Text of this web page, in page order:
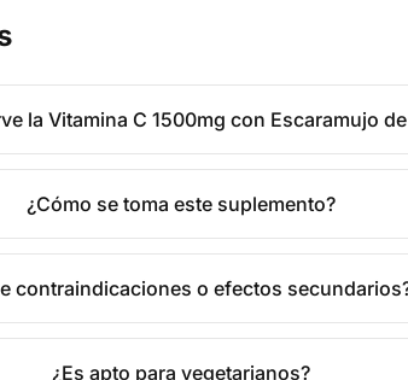
la Vitamina C 1500mg con Escaramujo
¿Cómo se toma este suplemento?
contraindicaciones o efectos
¿Es apto para vegetarianos?